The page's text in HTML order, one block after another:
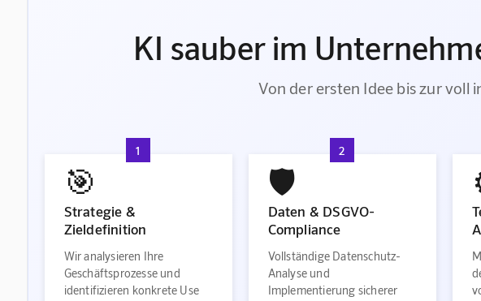
KI sauber im
Von der ersten Idee bis zur
1
🎯
Strategie &
Zieldefinition
Wir analysieren Ihre
Geschäftsprozesse und
identifizieren konkrete Use
2
🛡️
Daten & DSGVO-
Compliance
Vollständige Datenschutz-
Analyse und
Implementierung sicherer